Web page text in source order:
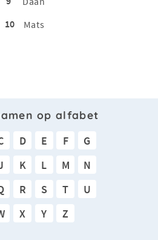
10
Mats
op alfabet
D E F
G
K L M
N
R S T
U
X Y Z